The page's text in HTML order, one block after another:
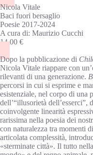
Nicola Vitale
Baci fuori bersaglio
Poesie 2017-2024
A cura di: Maurizio Cucchi
14,00 €
Dopo la pubblicazione di
Nicola Vitale riappare con
rilevanti di una generazione.
percorsi in cui si esprime e
esistenziale, nel corpo di una
dell’“illusorietà
coinvolgente linearità
rarissima nella poesia dei
con naturalezza tra momenti
articolata complessità,
«sterminate città». Il tutto